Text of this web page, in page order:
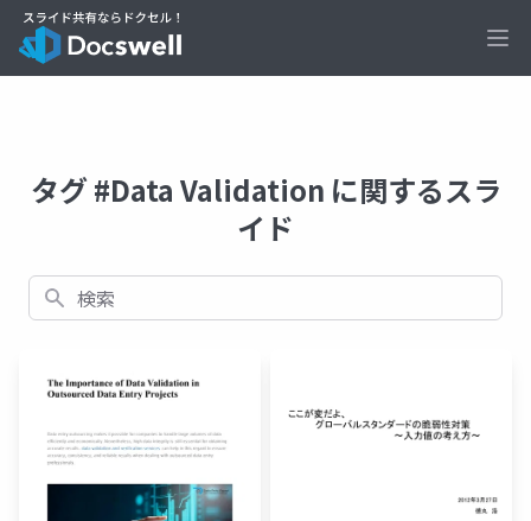
タグ #Data Validation に関するスラ
イド
検索